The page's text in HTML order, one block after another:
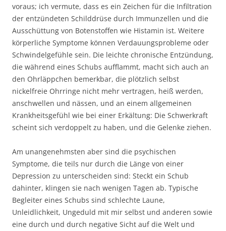
voraus; ich vermute, dass es ein Zeichen für die Infiltration
der entzündeten Schilddrüse durch Immunzellen und die
Ausschüttung von Botenstoffen wie Histamin ist. Weitere
körperliche Symptome können Verdauungsprobleme oder
Schwindelgefühle sein. Die leichte chronische Entzündung,
die während eines Schubs aufflammt, macht sich auch an
den Ohrläppchen bemerkbar, die plötzlich selbst
nickelfreie Ohrringe nicht mehr vertragen, heiß werden,
anschwellen und nässen, und an einem allgemeinen
Krankheitsgefühl wie bei einer Erkältung: Die Schwerkraft
scheint sich verdoppelt zu haben, und die Gelenke ziehen.
Am unangenehmsten aber sind die psychischen
Symptome, die teils nur durch die Länge von einer
Depression zu unterscheiden sind: Steckt ein Schub
dahinter, klingen sie nach wenigen Tagen ab. Typische
Begleiter eines Schubs sind schlechte Laune,
Unleidlichkeit, Ungeduld mit mir selbst und anderen sowie
eine durch und durch negative Sicht auf die Welt und